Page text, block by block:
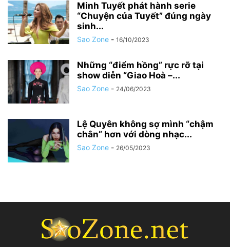
Minh Tuyết phát hành serie
“Chuyện của Tuyết” đúng ngày
sinh...
Sao Zone - 16/10/2023
Những “điểm hồng” rực rỡ tại
show diễn “Giao Hoà –...
Sao Zone - 24/06/2023
Lệ Quyên không sợ mình “chậm
chân” hơn với dòng nhạc...
Sao Zone - 26/05/2023